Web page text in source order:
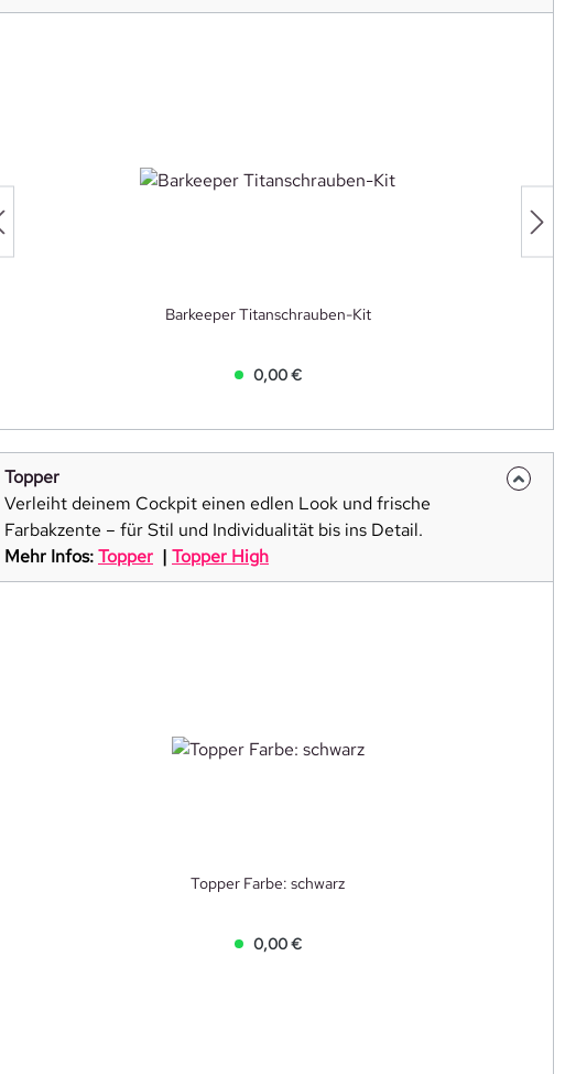
Barkeeper Titanschrauben-Kit
0,00 €
Topper
Verleiht deinem Cockpit einen edlen Look und frische
Farbakzente – für Stil und Individualität bis ins Detail.
Mehr Infos:Topper | Topper High
Topper Farbe: schwarz
0,00 €